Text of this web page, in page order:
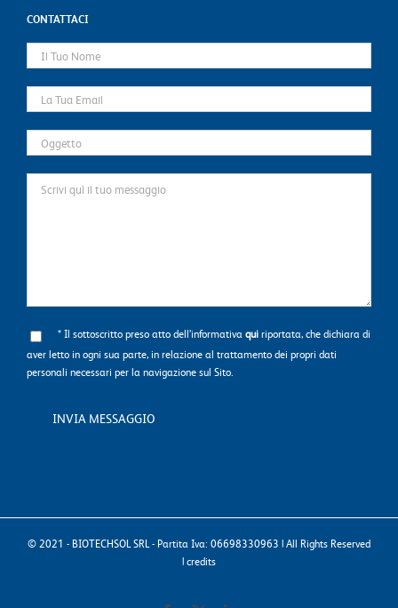
CONTATTACI
* Il sottoscritto preso atto dell’informativa quiriportata, che dichiara di
aver letto in ogni sua parte, in relazione al trattamento dei propri dati
personali necessari per la navigazione sul Sito.
© 2021 - BIOTECHSOL SRL - Partita Iva: 06698330963 | All Rights Reserved
|credits